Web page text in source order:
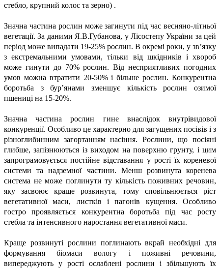
стебло, крупний колос та зерно) .
Значна частина рослин може загинути під час весняно-літньої
вегетації. За даними Я.В.Губанова, у Лісостепу України за цей
період може випадати 19-25% рослин. В окремі роки, у зв’язку
з екстремальними умовами, тільки від шкідників і хвороб
може гинути до 70% рослин. Від несприятливих погодних
умов можна втратити 20-50% і більше рослин. Конкурентна
боротьба з бур’янами зменшує кількість рослин озимої
пшениці на 15-20%.
Значна частина рослин гине внаслідок внутрівидової
конкуренції. Особливо це характерно для загущених посівів і з
різноглибинним загортанням насіння. Рослини, що посіяні
глибше, запізнюються із виходом на поверхню грунту, і цим
запрограмовується постійне відставання у рості їх кореневої
системи та надземної частини. Менш розвинута коренева
система не може поглинути ту кількість поживних речовин,
яку засвоює краще розвинута, тому сповільнюється ріст
вегетативної маси, листків і пагонів кущення. Особливо
гостро проявляється конкурентна боротьба під час росту
стебла та інтенсивного наростання вегетативної маси.
Краще розвинуті рослини поглинають вкрай необхідні для
формування біомаси вологу і поживні речовини,
випереджують у рості ослаблені рослини і збільшують їх